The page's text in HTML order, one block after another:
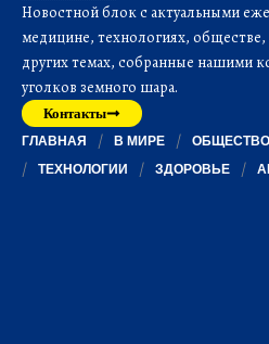
Новостной блок с актуальными
медицине, технологиях,
других темах, собранные нашими
уголков земного шара.
Контакты
ГЛАВНАЯ В МИРЕ ОБЩЕСТВО
ТЕХНОЛОГИИ
ЗДОРОВЬЕ